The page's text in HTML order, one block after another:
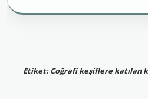
Etiket:Coğrafi keşiflere katılan